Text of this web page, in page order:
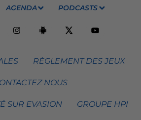
AGENDA PODCASTS
RÈGLEMENT DES JEUX
NOUS
SUR EVASION GROUPE HPI